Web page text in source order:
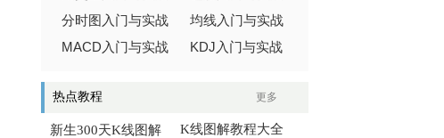
分时图入门与实战
MACD 入门与实战
均线入门与实战
KDJ 入门与实战
热点教程 更多
新生300天K线图解
K线图解教程大全